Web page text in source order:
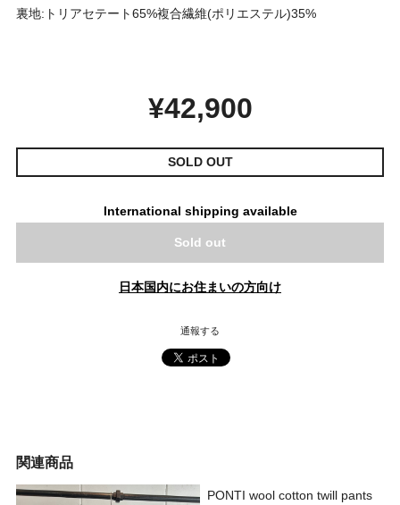
裏地:トリアセテート65%複合繊維(ポリエステル)35%
¥42,900
SOLD OUT
International shipping available
Sold out
日本国内にお住まいの方向け
通報する
関連商品
PONTI wool cotton twill pants